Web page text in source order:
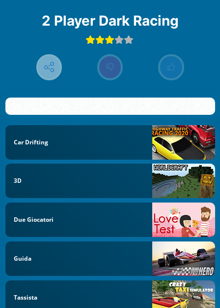
2 Player Dark Racing
Car Drifting
3D
Due Giocatori
Guida
Tassista